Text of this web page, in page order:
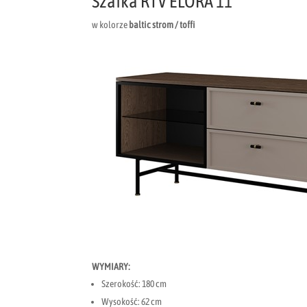
w kolorze baltic strom / toffi
WYMIARY:
Szerokość: 180 cm
Wysokość: 62 cm